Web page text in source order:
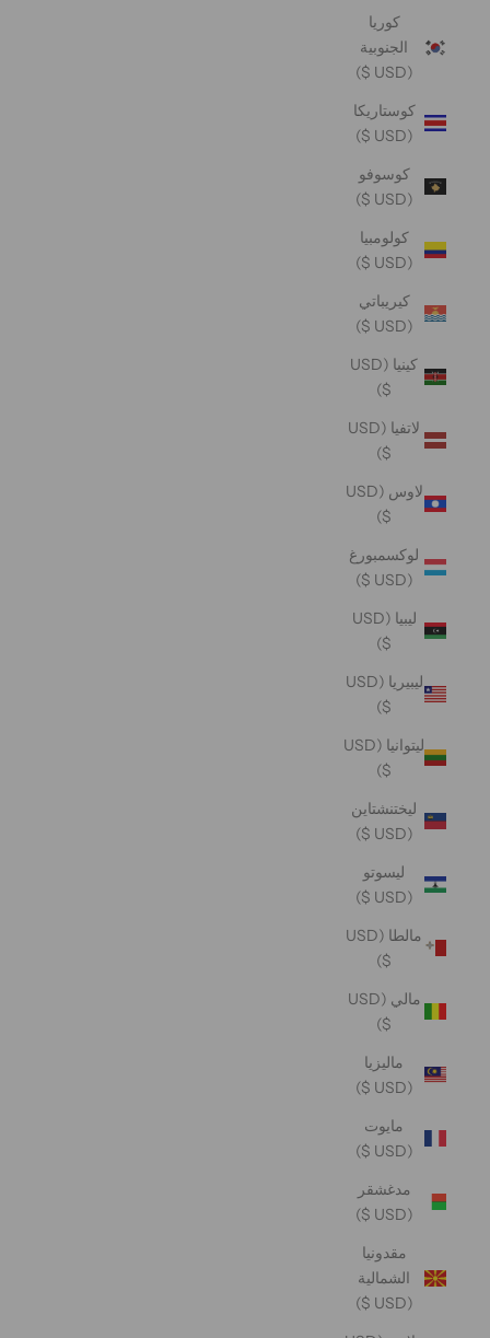
كوريا
الجنوبية
(USD $)
كوستاريكا
(USD $)
كوسوفو
(USD $)
كولومبيا
(USD $)
كيريباتي
(USD $)
كينيا (USD
$)
لاتفيا (USD
$)
لاوس (USD
$)
لوكسمبورغ
(USD $)
ليبيا (USD
$)
ليبيريا (USD
$)
ليتوانيا (USD
$)
ليختنشتاين
(USD $)
ليسوتو
(USD $)
مالطا (USD
$)
مالي (USD
$)
ماليزيا
(USD $)
مايوت
(USD $)
مدغشقر
(USD $)
مقدونيا
الشمالية
(USD $)